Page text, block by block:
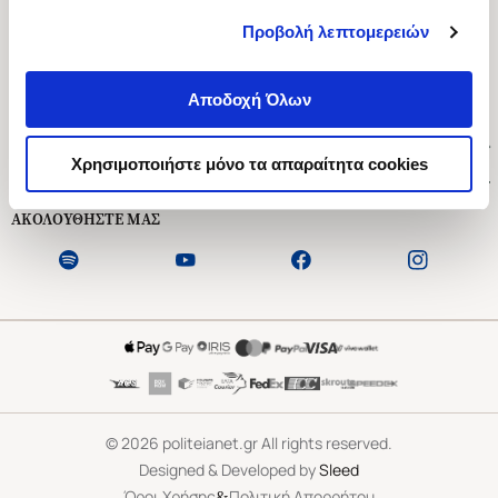
Προβολή λεπτομερειών
Αποδοχή Όλων
Χρησιμοποιήστε μόνο τα απαραίτητα cookies
Ασκληπιού 1-3, Αθήνα 106 79
Δευτέρα - Παρασκευή 09:00-21:00
Εξυπηρέτηση Πελατών
ΑΚΟΛΟΥΘΗΣΤΕ ΜΑΣ
©2026 politeianet.gr All rights reserved.
Designed & Developed bySleed